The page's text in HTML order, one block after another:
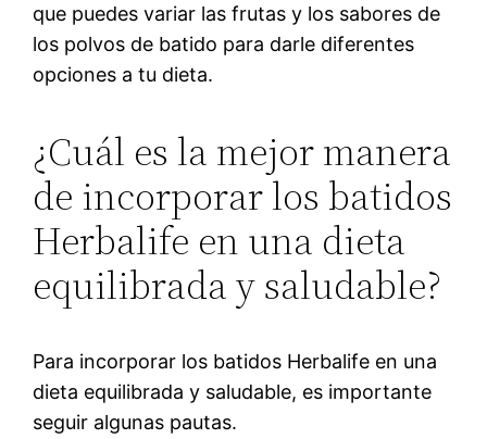
que puedes variar las frutas y los sabores de
los polvos de batido para darle diferentes
opciones a tu dieta.
¿Cuál es la mejor manera
de incorporar los batidos
Herbalife en una dieta
equilibrada y saludable?
Para incorporar los batidos Herbalife en una
dieta equilibrada y saludable, es importante
seguir algunas pautas.